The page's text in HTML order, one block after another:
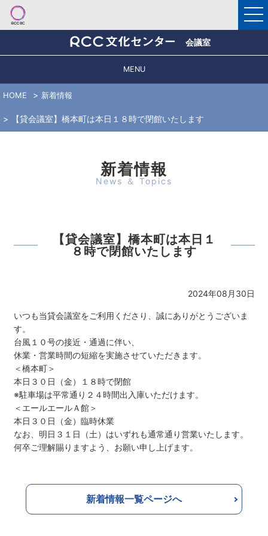
会議室
MENU
HOME 新着情報
【貸会議室】橋本町は本日１８時で閉館いたします
新着情報
News ＆ Topics
【貸会議室】橋本町は本日１
８時で閉館いたします
2024年08月30日
いつも当貸会議室をご利用くださり、誠にありがとうございま
す。
台風１０号の接近・通過に伴い、
休業・営業時間の短縮を実施させていただきます。
＜橋本町＞
本日３０日（金）１８時で閉館
※駐車場は平常通り２４時間出入庫いただけます。
＜エールエールＡ館＞
本日３０日（金）臨時休業
なお、明日３１日（土）はいずれも通常通り営業いたします。
何卒ご理解賜りますよう、お願い申し上げます。
新着情報一覧ページへ